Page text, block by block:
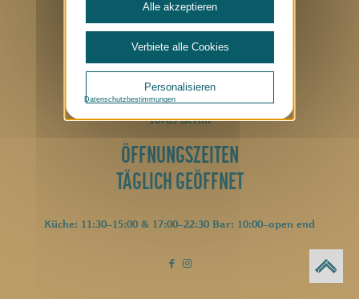
CONTACT
hallo@luetze-berlin.de
Lützowplatz 17
10785 Berlin
ÖFFNUNGSZEITEN
TÄGLICH GEÖFFNET
Küche: 11:30–15:00 & 17:00–22:30 Bar: 10:00–open end
Alle akzeptieren
Verbiete alle Cookies
Personalisieren
Datenschutzbestimmungen